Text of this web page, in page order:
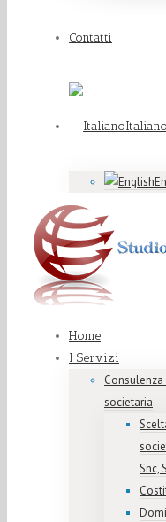
Contatti
Italiano
Home
I Servizi
societaria
Snc,